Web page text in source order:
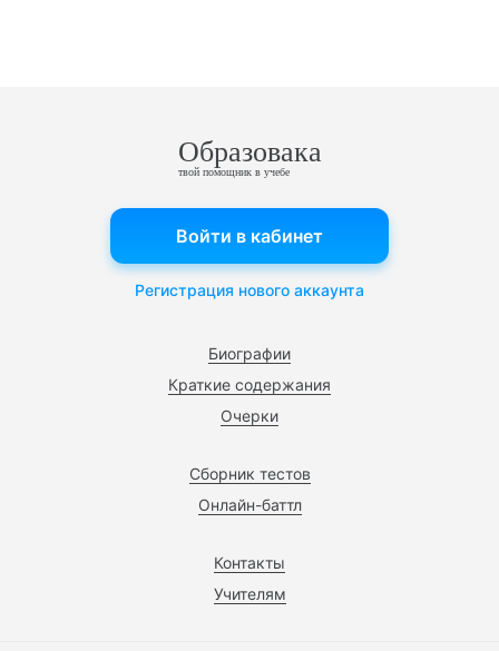
Образовака
твой помощник в учебе
Биографии
Краткие содержания
Очерки
Сборник тестов
Онлайн-баттл
Контакты
Учителям
Войти в кабинет
Регистрация нового аккаунта